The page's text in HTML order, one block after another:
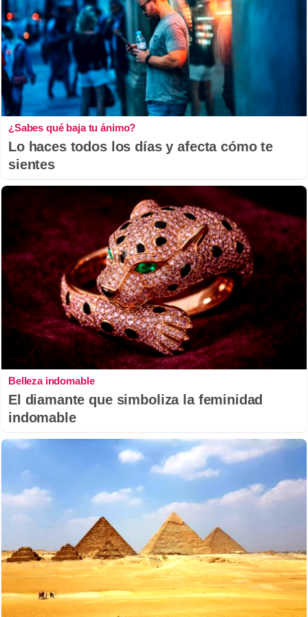
¿Sabes qué baja tu ánimo?
Lo haces todos los días y afecta cómo te
sientes
Belleza indomable
El diamante que simboliza la feminidad
indomable